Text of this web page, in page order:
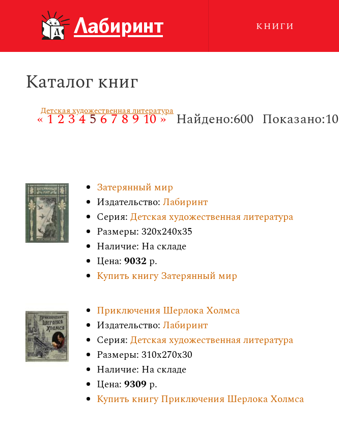
КНИГИ
Каталог книг
Детская художественная литература Найдено:600 Показано:10
« 1 2 3 4 5 6 7 8 9 10 »
Затерянный мир
Издательство: Лабиринт
Серия: Детская художественная литература
Размеры: 320x240x35
Наличие: На складе
Цена: 9032 р.
Купить книгу Затерянный мир
Приключения Шерлока Холмса
Издательство: Лабиринт
Серия: Детская художественная литература
Размеры: 310x270x30
Наличие: На складе
Цена: 9309 р.
Купить книгу Приключения Шерлока Холмса